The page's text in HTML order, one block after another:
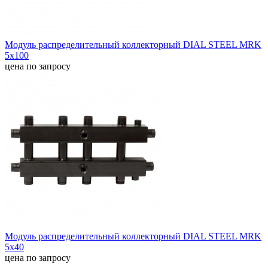
Модуль распределительный коллекторный DIAL STEEL MRK
5х100
цена по запросу
Модуль распределительный коллекторный DIAL STEEL MRK
5х40
цена по запросу